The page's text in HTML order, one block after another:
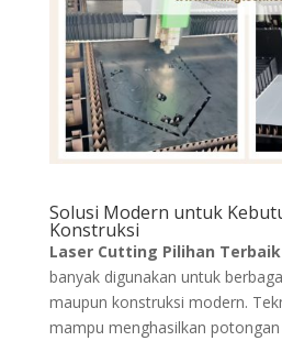
Solusi Modern untuk
Konstruksi
Laser Cutting Pilihan Terbaik
banyak digunakan untuk
maupun konstruksi modern.
mampu menghasilkan